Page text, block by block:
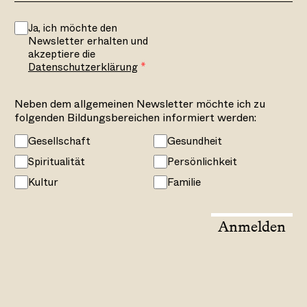
Ja, ich möchte den
Newsletter erhalten und
akzeptiere die
Datenschutzerklärung
Neben dem allgemeinen Newsletter möchte ich zu
folgenden Bildungsbereichen informiert werden:
Gesellschaft
Gesundheit
Spiritualität
Persönlichkeit
Kultur
Familie
Anmelden